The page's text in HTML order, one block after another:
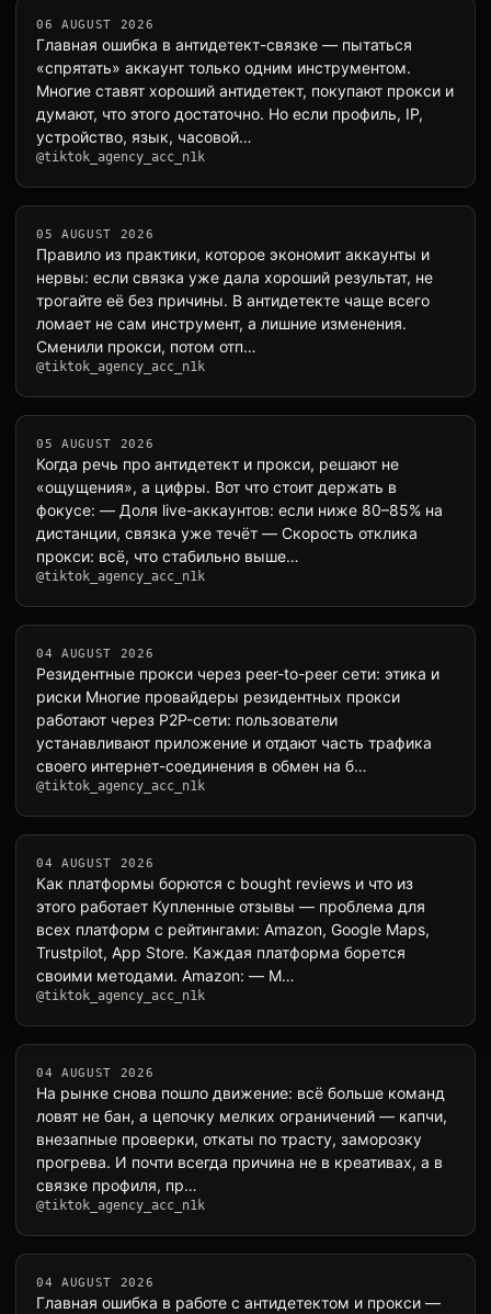
06 AUGUST 2026
Главная ошибка в антидетект-связке — пытаться
«спрятать» аккаунт только одним инструментом.
Многие ставят хороший антидетект, покупают прокси и
думают, что этого достаточно. Но если профиль, IP,
устройство, язык, часовой…
@tiktok_agency_acc_n1k
05 AUGUST 2026
Правило из практики, которое экономит аккаунты и
нервы: если связка уже дала хороший результат, не
трогайте её без причины. В антидетекте чаще всего
ломает не сам инструмент, а лишние изменения.
Сменили прокси, потом отп…
@tiktok_agency_acc_n1k
05 AUGUST 2026
Когда речь про антидетект и прокси, решают не
«ощущения», а цифры. Вот что стоит держать в
фокусе: — Доля live-аккаунтов: если ниже 80–85% на
дистанции, связка уже течёт — Скорость отклика
прокси: всё, что стабильно выше…
@tiktok_agency_acc_n1k
04 AUGUST 2026
Резидентные прокси через peer-to-peer сети: этика и
риски Многие провайдеры резидентных прокси
работают через P2P-сети: пользователи
устанавливают приложение и отдают часть трафика
своего интернет-соединения в обмен на б…
@tiktok_agency_acc_n1k
04 AUGUST 2026
Как платформы борются с bought reviews и что из
этого работает Купленные отзывы — проблема для
всех платформ с рейтингами: Amazon, Google Maps,
Trustpilot, App Store. Каждая платформа борется
своими методами. Amazon: — M…
@tiktok_agency_acc_n1k
04 AUGUST 2026
На рынке снова пошло движение: всё больше команд
ловят не бан, а цепочку мелких ограничений — капчи,
внезапные проверки, откаты по трасту, заморозку
прогрева. И почти всегда причина не в креативах, а в
связке профиля, пр…
@tiktok_agency_acc_n1k
04 AUGUST 2026
Главная ошибка в работе с антидетектом и прокси —